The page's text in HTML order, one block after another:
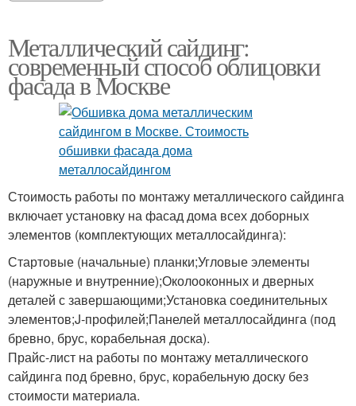
Металлический сайдинг:
современный способ облицовки
фасада в Москве
Стоимость работы по монтажу металлического сайдинга
включает установку на фасад дома всех доборных
элементов (комплектующих металлосайдинга):
Стартовые (начальные) планки;Угловые элементы
(наружные и внутренние);Околооконных и дверных
деталей с завершающими;Установка соединительных
элементов;J-профилей;Панелей металлосайдинга (под
бревно, брус, корабельная доска).
Прайс-лист на работы по монтажу металлического
сайдинга под бревно, брус, корабельную доску без
стоимости материала.